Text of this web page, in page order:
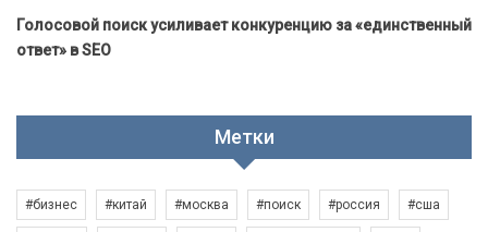
Голосовой поиск усиливает конкуренцию за «единственный
ответ» в SEO
Метки
#бизнес #китай #москва #поиск #россия #сша